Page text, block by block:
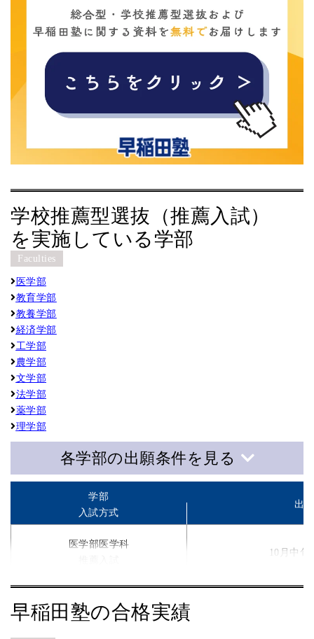
学校推薦型選抜（推薦入試）
を実施している学部
Faculties
医学部
教育学部
教養学部
経済学部
工学部
農学部
文学部
法学部
薬学部
理学部
各学部の出願条件を見る
学部
入試方式
出
医学部医学科
10月中旬
・ 日本生物学オリンピック、国際生物学オリンピック、高校生
早稲田塾の合格実績